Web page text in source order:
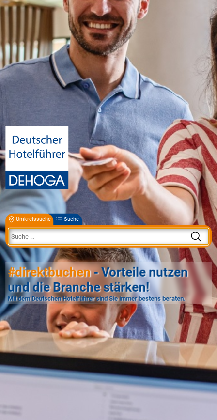
Umkreissuche Suche
#direktbuchen- Vorteile nutzen
und die Branche stärken!
Mit dem Deutschen Hotelführer sind Sie immer bestens beraten.